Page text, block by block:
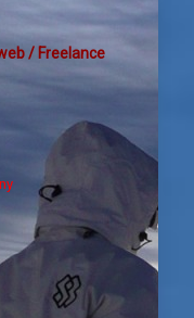
/ Freelance